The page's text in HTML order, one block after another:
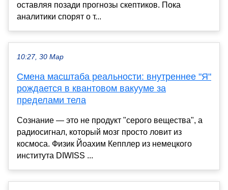
оставляя позади прогнозы скептиков. Пока
аналитики спорят о т...
10:27, 30 Мар
Смена масштаба реальности: внутреннее "Я"
рождается в квантовом вакууме за
пределами тела
Сознание — это не продукт "серого вещества", а
радиосигнал, который мозг просто ловит из
космоса. Физик Йоахим Кепплер из немецкого
института DIWISS ...